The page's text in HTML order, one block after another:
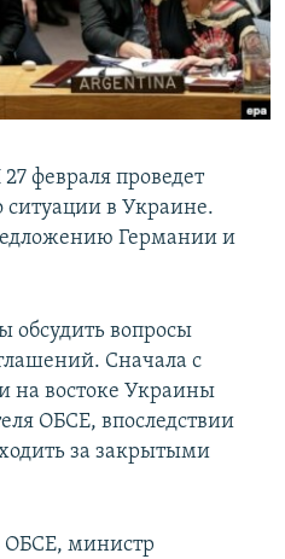
февраля проведет
ситуации в Украине.
Германии и
обсудить вопросы
Сначала с
на востоке Украины
ОБСЕ, впоследствии
за закрытыми
ОБСЕ, министр